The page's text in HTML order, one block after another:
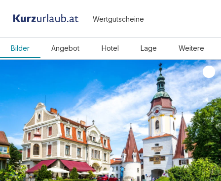
Wertgutscheine
Bilder Angebot Hotel Lage Weitere